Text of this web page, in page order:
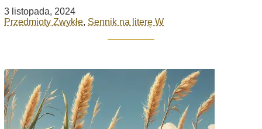
3 listopada, 2024
Przedmioty Zwykłe, Sennik na literę W